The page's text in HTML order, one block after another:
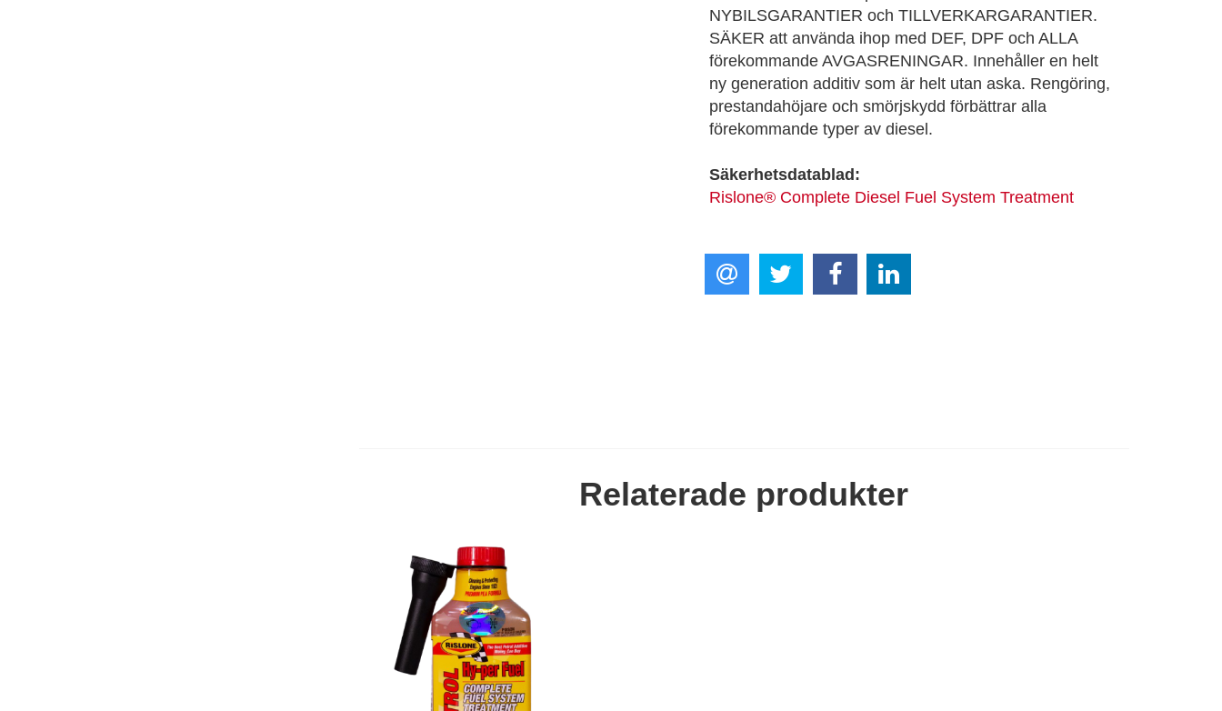
NYBILSGARANTIER och TILLVERKARGARANTIER.
SÄKER att använda ihop med DEF, DPF och ALLA
förekommande AVGASRENINGAR. Innehåller en helt
ny generation additiv som är helt utan aska. Rengöring,
prestandahöjare och smörjskydd förbättrar alla
förekommande typer av diesel.
Säkerhetsdatablad:
Rislone® Complete Diesel Fuel System Treatment
Relaterade produkter